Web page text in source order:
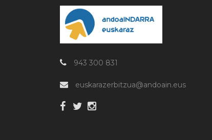
943 300 831
euskarazerbitzua@andoain.eus